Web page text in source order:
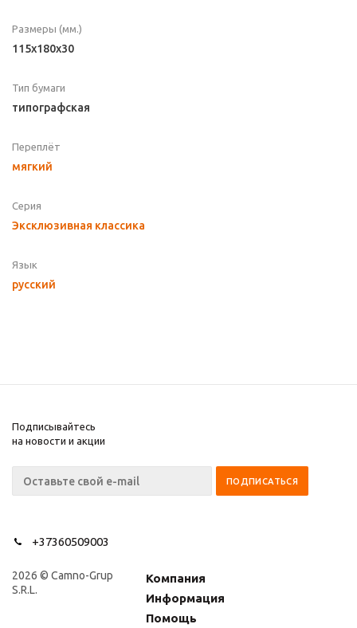
Размеры (мм.)
115x180x30
Тип бумаги
типографская
Переплёт
мягкий
Серия
Эксклюзивная классика
Язык
русский
Подписывайтесь
на новости и акции
+37360509003
2026 © Camno-Grup
S.R.L.
Компания
Информация
Помощь